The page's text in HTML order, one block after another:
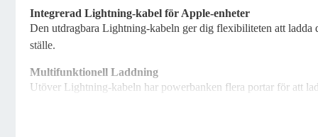
Integrerad Lightning-kabel för Apple-enheter
Den utdragbara Lightning-kabeln ger dig flexibiliteten att ladda
ställe.
Multifunktionell Laddning
Utöver Lightning-kabeln har powerbanken flera portar för att